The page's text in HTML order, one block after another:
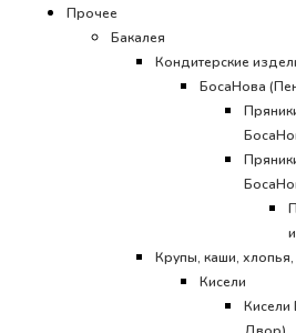
Прочее
Бакалея
Кондитерские
БосаНова
Крупы, каши,
Кисели
Кисели